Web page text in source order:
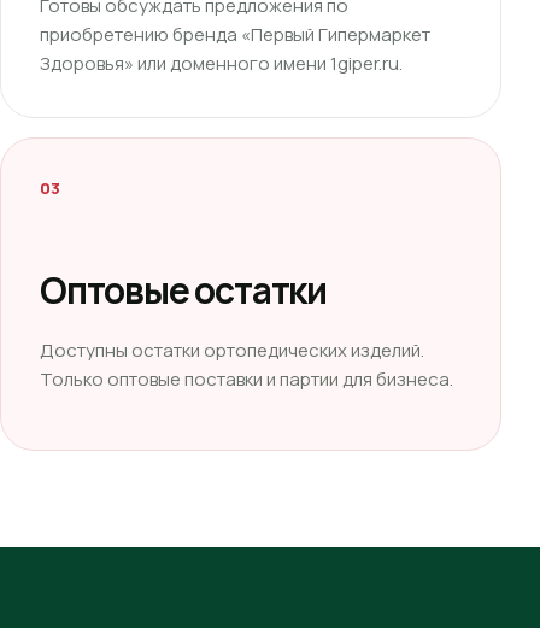
Готовы обсуждать предложения по
приобретению бренда «Первый Гипермаркет
Здоровья» или доменного имени 1giper.ru.
03
Оптовые остатки
Доступны остатки ортопедических изделий.
Только оптовые поставки и партии для бизнеса.